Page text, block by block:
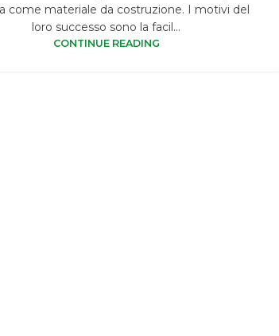
come materiale da costruzione. I motivi del
loro successo sono la facil...
CONTINUE READING